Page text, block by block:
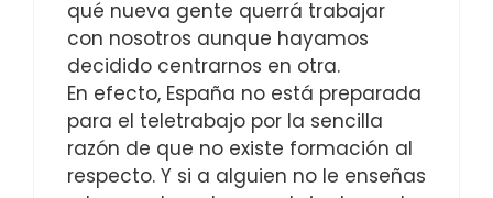
qué nueva gente querrá trabajar
con nosotros aunque hayamos
decidido centrarnos en otra.
En efecto, España no está preparada
para el teletrabajo por la sencilla
razón de que no existe formación al
respecto. Y si a alguien no le enseñas